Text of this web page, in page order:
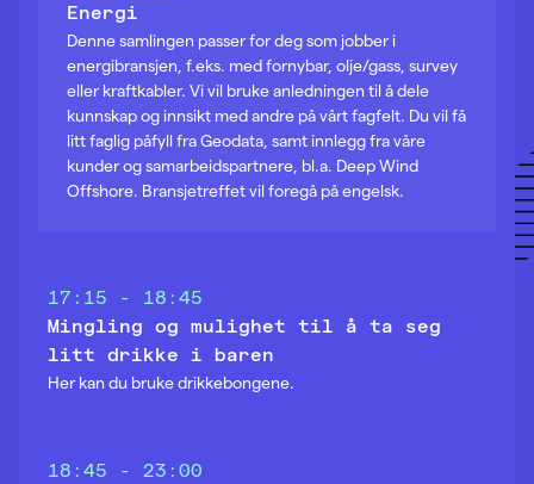
Energi
Denne samlingen passer for deg som jobber i
energibransjen, f.eks. med fornybar, olje/gass, survey
eller kraftkabler. Vi vil bruke anledningen til å dele
kunnskap og innsikt med andre på vårt fagfelt. Du vil få
litt faglig påfyll fra Geodata, samt innlegg fra våre
kunder og samarbeidspartnere, bl.a. Deep Wind
Offshore. Bransjetreffet vil foregå på engelsk.
Mingling og mulighet til å ta seg
litt drikke i baren
Her kan du bruke drikkebongene.
17:15 - 18:45
18:45 - 23:00